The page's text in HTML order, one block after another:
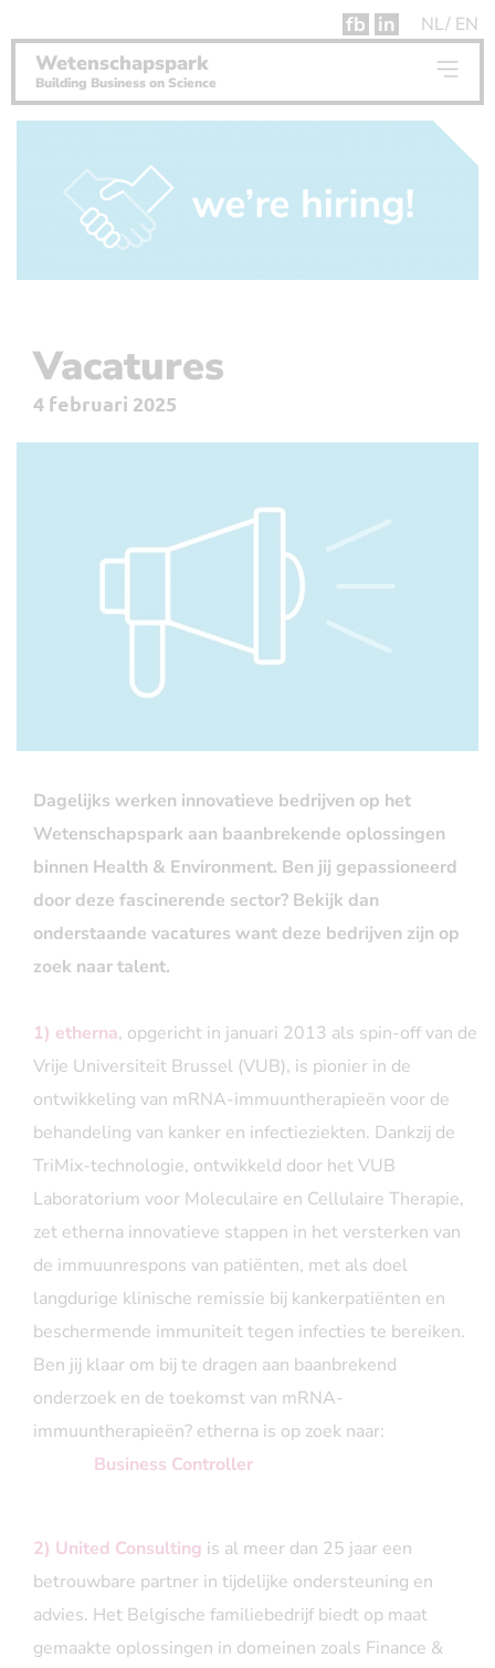
fb in NL EN
Wetenschapspark
Building Business on Science
Vacatures
4 februari 2025
Dagelijks werken innovatieve bedrijven op het
Wetenschapspark aan baanbrekende oplossingen
binnen Health & Environment. Ben jij gepassioneerd
door deze fascinerende sector? Bekijk dan
onderstaande vacatures want deze bedrijven zijn op
zoek naar talent.
1) etherna, opgericht in januari 2013 als spin-off van de
Vrije Universiteit Brussel (VUB), is pionier in de
ontwikkeling van mRNA-immuuntherapieën voor de
behandeling van kanker en infectieziekten. Dankzij de
TriMix-technologie, ontwikkeld door het VUB
Laboratorium voor Moleculaire en Cellulaire Therapie,
zet etherna innovatieve stappen in het versterken van
de immuunrespons van patiënten, met als doel
langdurige klinische remissie bij kankerpatiënten en
beschermende immuniteit tegen infecties te bereiken.
Ben jij klaar om bij te dragen aan baanbrekend
onderzoek en de toekomst van mRNA-
immuuntherapieën? etherna is op zoek naar:
Business Controller
2) United Consulting is al meer dan 25 jaar een
betrouwbare partner in tijdelijke ondersteuning en
advies. Het Belgische familiebedrijf biedt op maat
gemaakte oplossingen in domeinen zoals Finance &